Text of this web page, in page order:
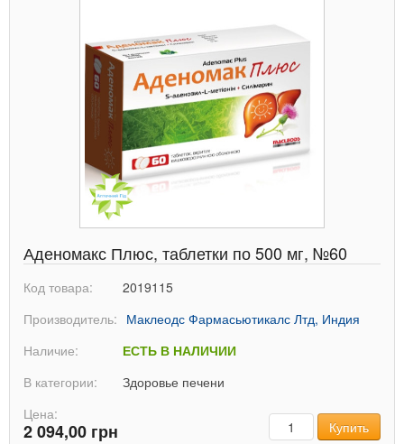
Аденомакс Плюс, таблетки по 500 мг, №60
Код товара:
2019115
Производитель: Маклеодс Фармасьютикалс Лтд, Индия
Наличие:
ЕСТЬ В НАЛИЧИИ
В категории:
Здоровье печени
Цена:
2 094,00 грн КоличествоКупить